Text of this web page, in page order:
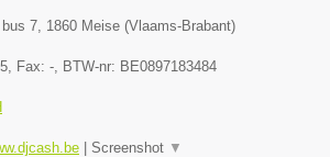
bus 7 1860 Meise (Vlaams-Brabant)
, Fax: - , BTW-nr: BE0897183484
Screenshot ▼